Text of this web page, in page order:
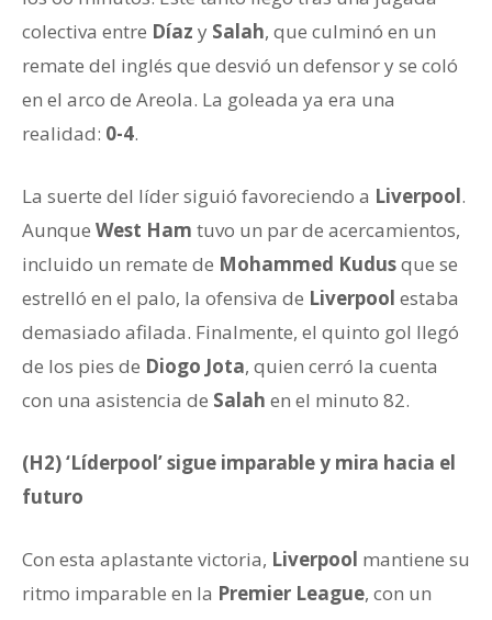
colectiva entre Díaz y Salah, que culminó en un
remate del inglés que desvió un defensor y se coló
en el arco de Areola. La goleada ya era una
realidad: 0-4.
La suerte del líder siguió favoreciendo a Liverpool.
Aunque West Ham tuvo un par de acercamientos,
incluido un remate de Mohammed Kudusque se
estrelló en el palo, la ofensiva de Liverpool estaba
demasiado afilada. Finalmente, el quinto gol llegó
de los pies de Diogo Jota, quien cerró la cuenta
con una asistencia de Salah en el minuto 82.
(H2) ‘Líderpool’ sigue imparable y mira hacia el
futuro
Con esta aplastante victoria, Liverpool mantiene su
ritmo imparable en la Premier League, con un